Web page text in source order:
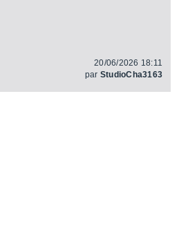
20/06/2026 18:11
par StudioCha3163